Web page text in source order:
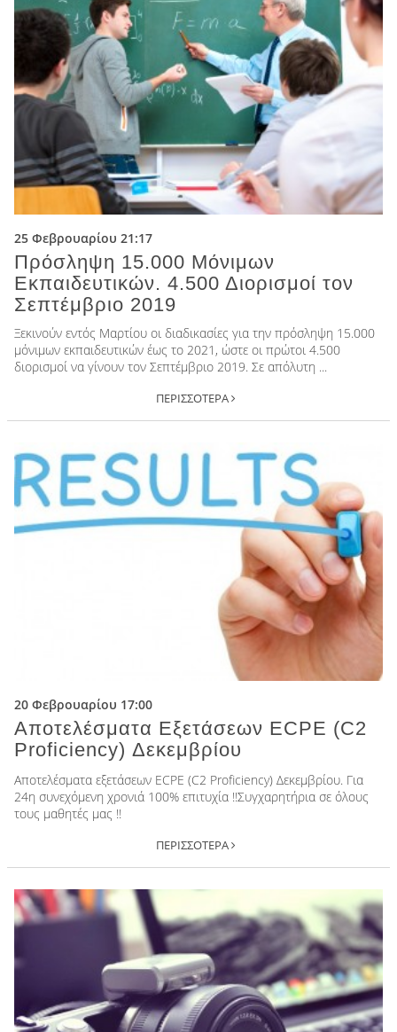
25 Φεβρουαρίου 21:17
Πρόσληψη 15.000 Μόνιμων
Εκπαιδευτικών. 4.500 Διορισμοί τον
Σεπτέμβριο 2019
Ξεκινούν εντός Μαρτίου οι διαδικασίες για την πρόσληψη 15.000
µόνιµων εκπαιδευτικών έως το 2021, ώστε οι πρώτοι 4.500
διορισµοί να γίνουν τον Σεπτέµβριο 2019. Σε απόλυτη ...
ΠΕΡΙΣΣΟΤΕΡΑ
20 Φεβρουαρίου 17:00
Αποτελέσματα Εξετάσεων ECPE (C2
Proficiency) Δεκεμβρίου
Αποτελέσματα εξετάσεων ECPE (C2 Proficiency) Δεκεμβρίου. Για
24η συνεχόμενη χρονιά 100% επιτυχία !!Συγχαρητήρια σε όλους
τους μαθητές μας !!
ΠΕΡΙΣΣΟΤΕΡΑ